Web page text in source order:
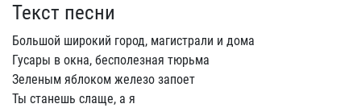
Текст песни
Большой широкий город, магистрали и дома
Гусары в окна, бесполезная тюрьма
Зеленым яблоком железо запоет
Ты станешь слаще, а я